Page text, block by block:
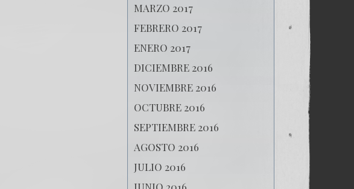
MARZO 2017
FEBRERO 2017
ENERO 2017
DICIEMBRE 2016
NOVIEMBRE 2016
OCTUBRE 2016
SEPTIEMBRE 2016
AGOSTO 2016
JULIO 2016